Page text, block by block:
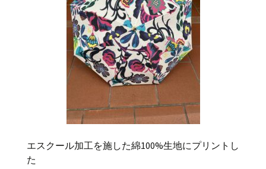
エスクール加工を施した綿100%生地にプリントし
た